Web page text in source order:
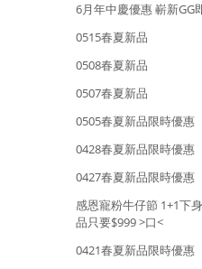
6月年中慶優惠 嶄新GG
0515春夏新品
0508春夏新品
0507春夏新品
0505春夏新品限時優惠
0428春夏新品限時優惠
0427春夏新品限時優惠
感恩寵粉牛仔節 1+1下
品只要$999 >口<
0421春夏新品限時優惠